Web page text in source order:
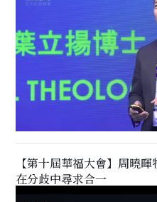
【第十屆華福大會】周曉
在分歧中尋求合一